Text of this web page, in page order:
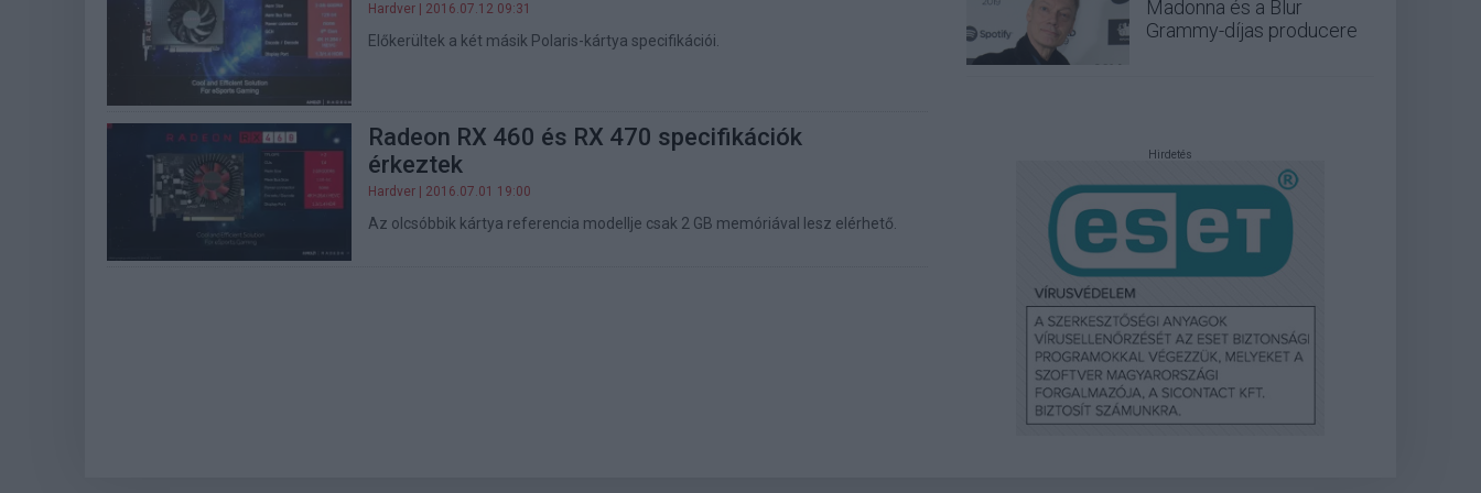
Hardver | 2016.07.12 09:31
Előkerültek a két másik Polaris-kártya specifikációi.
Radeon RX 460 és RX 470 specifikációk
érkeztek
Hardver | 2016.07.01 19:00
Az olcsóbbik kártya referencia modellje csak 2 GB memóriával lesz elérhető.
Madonna és a Blur
Grammy-díjas producere
Hirdetés